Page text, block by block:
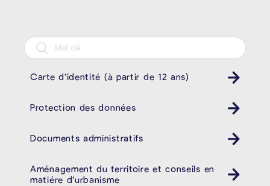
Carte d’identité (à partir de 12 ans)
Protection des données
Documents administratifs
Aménagement du territoire et conseils en
matiére d’urbanisme